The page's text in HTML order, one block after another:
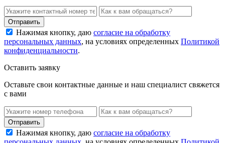
Нажимая кнопку, даю согласие на обработку
персональных данных, на условиях определенных Политикой
конфиденциальности.
Оставить заявку
Оставьте свои контактные данные и наш специалист свяжется
с вами
Нажимая кнопку, даю согласие на обработку